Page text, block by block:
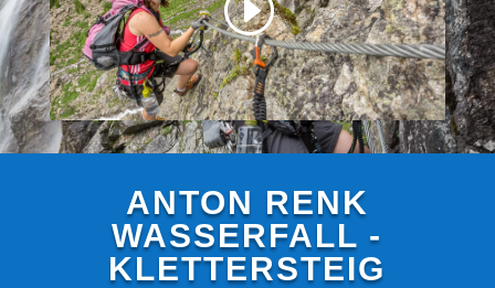
ANTON RENK
WASSERFALL -
KLETTERSTEIG